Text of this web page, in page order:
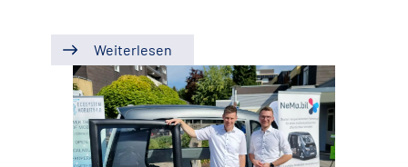
Weiterlesen